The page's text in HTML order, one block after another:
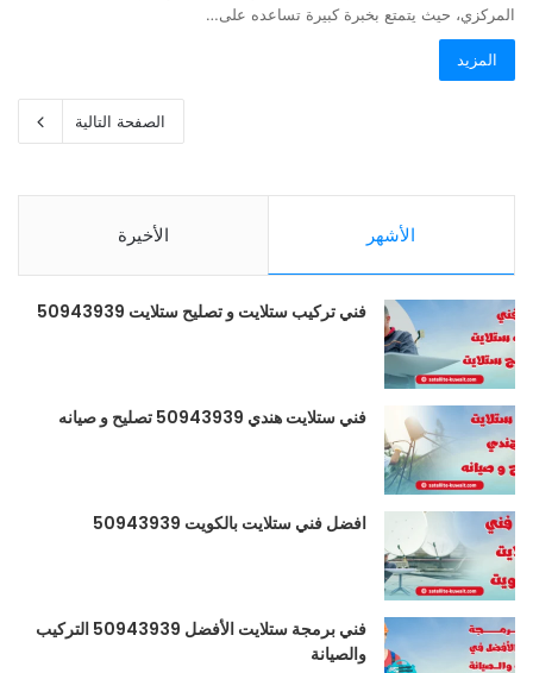
المركزي، حيث يتمتع بخبرة كبيرة تساعده على…
المزيد
الصفحة التالية
الأشهر الأخيرة
فني تركيب ستلايت و تصليح ستلايت 50943939
فني ستلايت هندي 50943939 تصليح و صيانه
افضل فني ستلايت بالكويت 50943939
فني برمجة ستلايت الأفضل 50943939 التركيب
والصيانة